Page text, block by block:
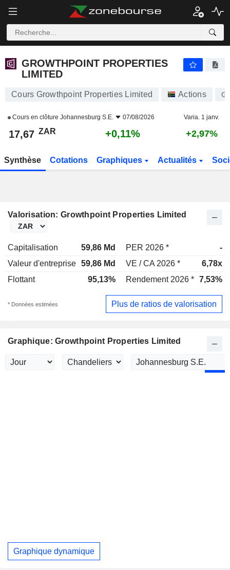
GROWTHPOINT PROPERTIES
LIMITED
Cours Growthpoint Properties Limited Actions
Cours en clôture Johannesburg S.E. 07/08/2026 Varia. 1 janv.
17,67 ZAR +0,11% +2,97%
Synthèse Cotations Graphiques Actualités
Valorisation: Growthpoint Properties Limited
Capitalisation 59,86 Md PER 2026 *
-
Valeur d'entreprise 59,86 Md VE / CA 2026 *
6,78x
Flottant
95,13% Rendement 2026 * 7,53%
* Données estimées Plus de ratios de valorisation
Graphique: Growthpoint Properties Limited
Graphique dynamique